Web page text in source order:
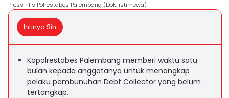
Press rilis Polrestabes Palembang (Dok: istimewa)
Intinya Sih
Kapolrestabes Palembang memberi waktu satu
bulan kepada anggotanya untuk menangkap
pelaku pembunuhan Debt Collector yang belum
tertangkap.